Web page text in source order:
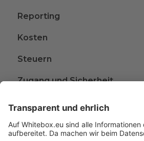
Reporting
Kosten
Steuern
Zugang und Sicherheit
Beschwerden